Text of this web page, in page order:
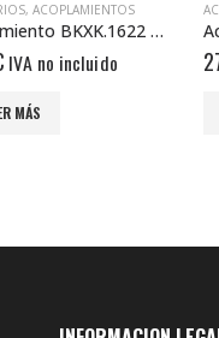
, ACOPLAMIENTOS
Acoplamiento BKXS.2035 4/6
IVA no incluido
AL CARRITO